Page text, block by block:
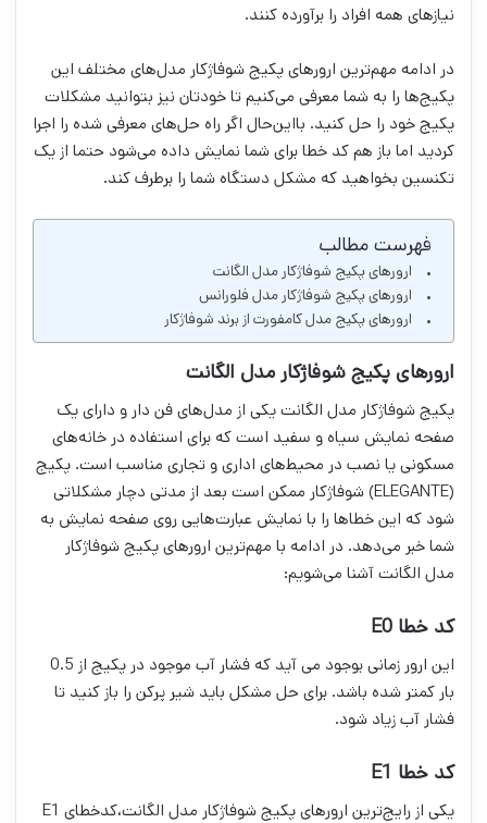
نیازهای همه افراد را برآورده کنند.
در ادامه مهم‌ترین ارورهای پکیج شوفاژکار مدل‌های مختلف این
پکیج‌ها را به شما معرفی می‌کنیم تا خودتان نیز بتوانید مشکلات
پکیج خود را حل کنید. با‌این‌حال اگر راه حل‌های معرفی شده را اجرا
کردید اما باز هم کد خطا برای شما نمایش داده می‌شود حتما از یک
تکنسین بخواهید که مشکل دستگاه شما را برطرف کند.
فهرست مطالب
ارورهای پکیج شوفاژکار مدل الگانت
ارورهای پکیج شوفاژکار مدل فلورانس
ارورهای پکیج مدل کامفورت از برند شوفاژکار
ارورهای پکیج شوفاژکار مدل الگانت
پکیج شوفاژکار مدل الگانت یکی از مدل‌های فن دار و دارای یک
صفحه نمایش سیاه و سفید است که برای استفاده در خانه‌های
مسکونی یا نصب در محیط‌های اداری و تجاری مناسب است. پکیج
(ELEGANTE) شوفاژکار ممکن است بعد از مدتی دچار مشکلاتی
شود که این خطاها را با نمایش عبارت‌هایی روی صفحه نمایش به
شما خبر می‌دهد. در ادامه با مهم‌ترین ارورهای پکیج شوفاژکار
مدل الگانت آشنا می‌شویم:
کد خطا E0
این ارور زمانی بوجود می آید که فشار آب موجود در پکیج از 0.5
بار کمتر شده باشد. برای حل مشکل باید شیر پرکن را باز کنید تا
فشار آب زیاد شود.
کد خطا E1
یکی از رایج‌ترین ارورهای پکیج شوفاژکار مدل الگانت،کدخطای E1